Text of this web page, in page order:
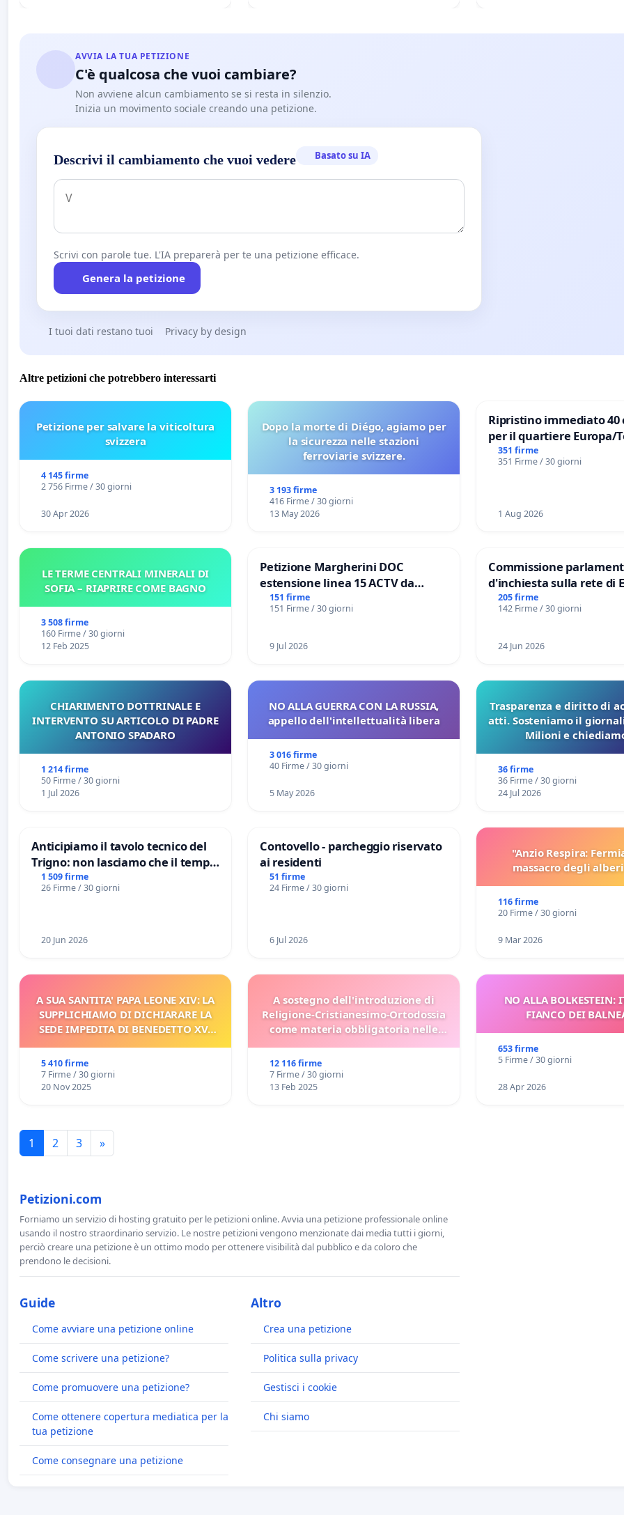
AVVIA LA TUA PETIZIONE
C'è qualcosa che vuoi cambiare?
Non avviene alcun cambiamento se si resta in silenzio.
Inizia un movimento sociale creando una petizione.
Descrivi il cambiamento che vuoi vedere Basato su IA
Scrivi con parole tue. L'IA preparerà per te una petizione efficace.
Genera la petizione
I tuoi dati restano tuoi Privacy by design
Altre petizioni che potrebbero interessarti
Petizione per salvare la viticoltura
svizzera
4 145 firme
2 756 Firme / 30 giorni
30 Apr 2026
Dopo la morte di Diégo, agiamo per
la sicurezza nelle stazioni
ferroviarie svizzere.
3 193 firme
416 Firme / 30 giorni
13 May 2026
Ripristino immediato 40
per il quartiere Europa/
di Aprilia
351 firme
351 Firme / 30 giorni
1 Aug 2026
LE TERME CENTRALI MINERALI DI
SOFIA – RIAPRIRE COME BAGNO
3 508 firme
160 Firme / 30 giorni
12 Feb 2025
Petizione Margherini DOC
estensione linea 15 ACTV da
Marghera P.zza S. Antonio
all'aeroporto Marco Polo tariffa a
151 firme
151 Firme / 30 giorni
9 Jul 2026
Commissione
d'inchiesta sulla rete di
del Mossad: verità sugli
Files
205 firme
142 Firme / 30 giorni
24 Jun 2026
CHIARIMENTO DOTTRINALE E
INTERVENTO SU ARTICOLO DI PADRE
ANTONIO SPADARO
1 214 firme
50 Firme / 30 giorni
1 Jul 2026
NO ALLA GUERRA CON LA RUSSIA,
appello dell'intellettualità libera
3 016 firme
40 Firme / 30 giorni
5 May 2026
Trasparenza e diritto di
atti. Sosteniamo il
Milioni e
sulla Pedemontana
36 firme
36 Firme / 30 giorni
24 Jul 2026
Anticipiamo il tavolo tecnico del
Trigno: non lasciamo che il tempo
rallenti le ricerche di Domenico
Racanati
1 509 firme
26 Firme / 30 giorni
20 Jun 2026
Contovello - parcheggio riservato
ai residenti
51 firme
24 Firme / 30 giorni
6 Jul 2026
"Anzio Respira:
massacro degli
116 firme
20 Firme / 30 giorni
9 Mar 2026
A SUA SANTITA' PAPA LEONE XIV: LA
SUPPLICHIAMO DI DICHIARARE LA
SEDE IMPEDITA DI BENEDETTO XVI
5 410 firme
7 Firme / 30 giorni
20 Nov 2025
A sostegno dell'introduzione di
Religione-Cristianesimo-Ortodossia
come materia obbligatoria nelle
12 116 firme
7 Firme / 30 giorni
13 Feb 2025
NO ALLA BOLKESTEIN:
FIANCO DEI
653 firme
5 Firme / 30 giorni
28 Apr 2026
1 2 3 »
Petizioni.com
Forniamo un servizio di hosting gratuito per le petizioni online. Avvia una petizione professionale online
usando il nostro straordinario servizio. Le nostre petizioni vengono menzionate dai media tutti i giorni,
perciò creare una petizione è un ottimo modo per ottenere visibilità dal pubblico e da coloro che
prendono le decisioni.
Guide
Come avviare una petizione online
Come scrivere una petizione?
Come promuovere una petizione?
Come ottenere copertura mediatica per la
tua petizione
Come consegnare una petizione
Altro
Crea una petizione
Politica sulla privacy
Gestisci i cookie
Chi siamo